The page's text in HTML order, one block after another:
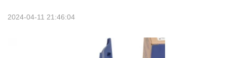
2024-04-11 21:46:04